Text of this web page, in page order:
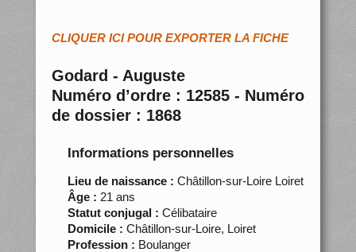
CLIQUER ICI POUR EXPORTER LA FICHE
Godard - Auguste
Numéro d’ordre : 12585 - Numéro
de dossier : 1868
Informations personnelles
Lieu de naissance : Châtillon-sur-Loire Loiret
Âge : 21 ans
Statut conjugal : Célibataire
Domicile : Châtillon-sur-Loire, Loiret
Profession : Boulanger